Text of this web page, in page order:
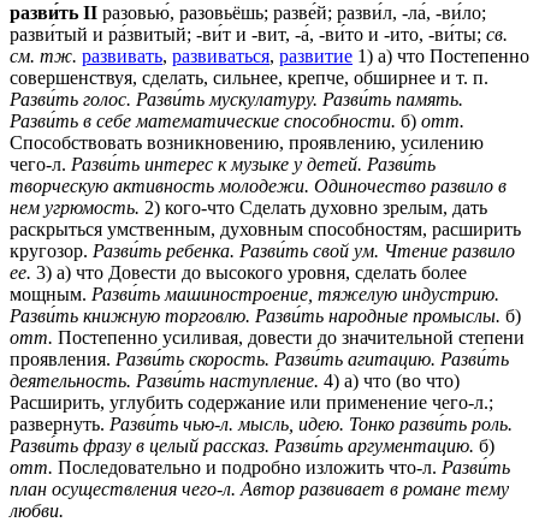
разви́ть II разовью́, разовьёшь; разве́й; разви́л, -ла́, -ви́ло;
разви́тый и ра́звитый; -ви́т и -вит, -а́, -ви́то и -ито, -ви́ты; св.
см. тж. развивать, развиваться, развитие 1) а) что Постепенно
совершенствуя, сделать, сильнее, крепче, обширнее и т. п.
Разви́ть голос. Разви́ть мускулатуру. Разви́ть память.
Разви́ть в себе математические способности. б) отт.
Способствовать возникновению, проявлению, усилению
чего-л. Разви́ть интерес к музыке у детей. Разви́ть
творческую активность молодежи. Одиночество развило в
нем угрюмость. 2) кого-что Сделать духовно зрелым, дать
раскрыться умственным, духовным способностям, расширить
кругозор. Разви́ть ребенка. Разви́ть свой ум. Чтение развило
ее. 3) а) что Довести до высокого уровня, сделать более
мощным. Разви́ть машиностроение, тяжелую индустрию.
Разви́ть книжную торговлю. Разви́ть народные промыслы. б)
отт. Постепенно усиливая, довести до значительной степени
проявления. Разви́ть скорость. Разви́ть агитацию. Разви́ть
деятельность. Разви́ть наступление. 4) а) что (во что)
Расширить, углубить содержание или применение чего-л.;
развернуть. Разви́ть чью-л. мысль, идею. Тонко разви́ть роль.
Разви́ть фразу в целый рассказ. Разви́ть аргументацию. б)
отт. Последовательно и подробно изложить что-л. Разви́ть
план осуществления чего-л. Автор развивает в романе тему
любви.